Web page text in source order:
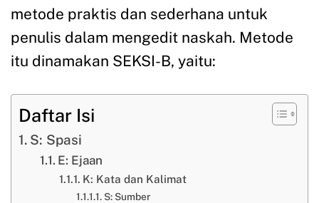
metode praktis dan sederhana untuk
penulis dalam mengedit naskah. Metode
itu dinamakan SEKSI-B, yaitu:
Daftar Isi
S: Spasi
E: Ejaan
K: Kata dan Kalimat
S: Sumber